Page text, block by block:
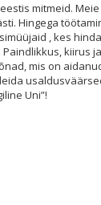
mitmeid.
Hingega
, kes
kiirus
mis on
Uni”!